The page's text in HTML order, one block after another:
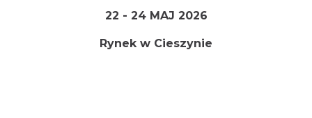
22 - 24 MAJ 2026
Rynek w Cieszynie